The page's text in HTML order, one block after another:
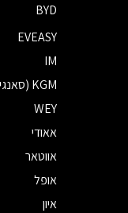
BYD
EVEASY
IM
KGM (סאנגיונג)
WEY
אאודי
אווטאר
אופל
איון